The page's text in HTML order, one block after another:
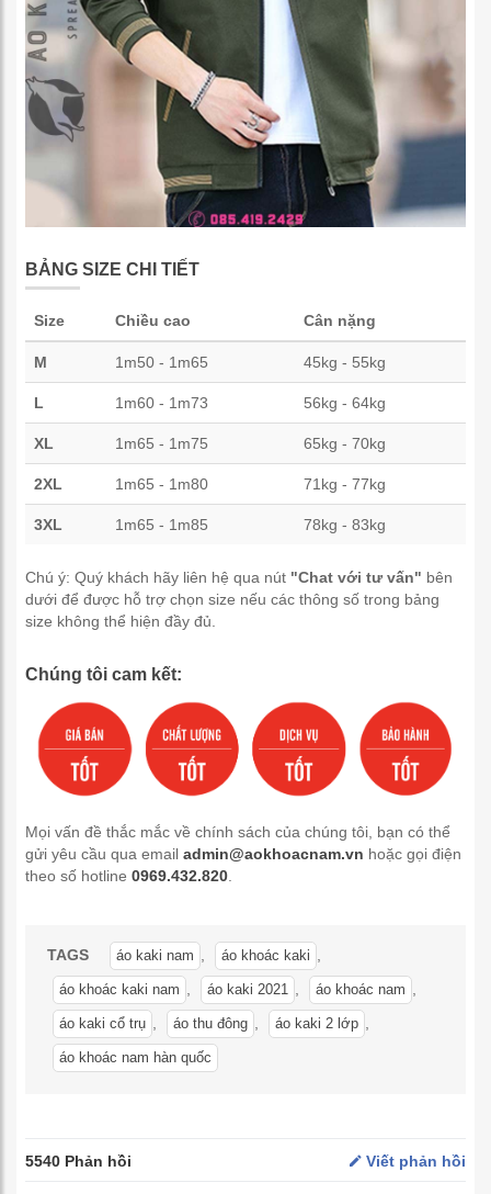
BẢNG SIZE CHI TIẾT
Size Chiều cao Cân nặng
M 1m50 - 1m65 45kg - 55kg
L 1m60 - 1m73 56kg - 64kg
XL 1m65 - 1m75 65kg - 70kg
2XL 1m65 - 1m80 71kg - 77kg
3XL 1m65 - 1m85 78kg - 83kg
Chú ý: Quý khách hãy liên hệ qua nút "Chat với tư vấn" bên
dưới để được hỗ trợ chọn size nếu các thông số trong bảng
size không thể hiện đầy đủ.
Chúng tôi cam kết:
Mọi vấn đề thắc mắc về chính sách của chúng tôi, bạn có thể
gửi yêu cầu qua email admin@aokhoacnam.vn hoặc gọi điện
theo số hotline 0969.432.820
TAGS áo kaki nam áo khoác kaki
áo khoác kaki nam áo kaki 2021 áo khoác nam
áo kaki cổ trụ áo thu đông áo kaki 2 lớp
áo khoác nam hàn quốc
5540 Phản hồi Viết phản hồi